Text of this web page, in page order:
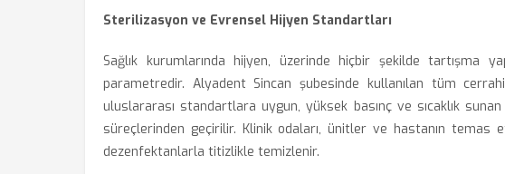
Sterilizasyon ve Evrensel Hijyen Standartları
Sağlık kurumlarında hijyen, üzerinde hiçbir şekilde tartışma
parametredir. Alyadent Sincan şubesinde kullanılan tüm
uluslararası standartlara uygun, yüksek basınç ve sıcaklık
süreçlerinden geçirilir. Klinik odaları, ünitler ve hastanın temas
dezenfektanlarla titizlikle temizlenir.